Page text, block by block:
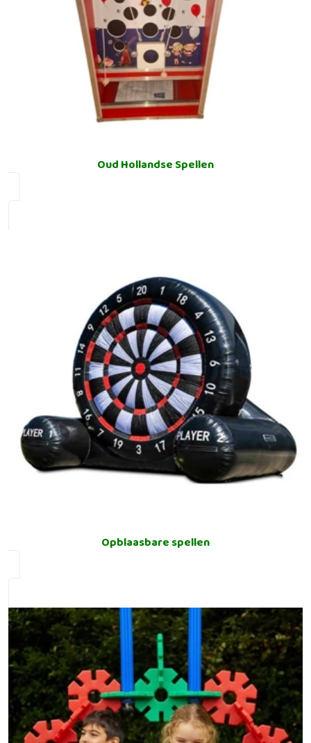
Oud Hollandse Spellen
Opblaasbare spellen